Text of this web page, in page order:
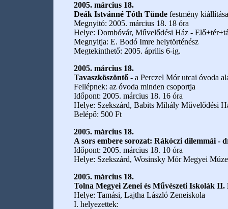
2005. március 18.
Deák Istvánné Tóth Tündefestmény kiállítása
Megnyitó: 2005. március 18. 18 óra
Helye: Dombóvár, Művelődési Ház -
Megnyitja: E. Bodó Imre helytörténész
Megtekinthető: 2005. április 6-ig.
2005. március 18.
Tavaszköszöntő - a Perczel Mór utcai óvoda
Fellépnek: az óvoda minden csoportja
Időpont: 2005. március 18. 16 óra
Helye: Szekszárd, Babits Mihály Művelődési
Belépő: 500 Ft
2005. március 18.
A sors embere sorozat: Rákóczi dilemmái -
Időpont: 2005. március 18. 10 óra
Helye: Szekszárd, Wosinsky Mór Megyei
2005. március 18.
Tolna Megyei Zenei és Művészeti Iskolák
Helye: Tamási, Lajtha László Zeneiskola
I. helyezettek: